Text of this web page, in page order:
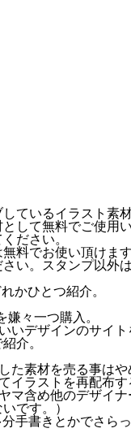
ているイラスト素
して無料でご使用
ださい。
料でお使い頂けま
い。スタンプ以外
かひとつ紹介。
嫌々一つ購入。
いデザインのサイト
介。
た素材を売る事はや
イラストを再配布
マ含め他のデザイ
です。）
手書きとかでさら